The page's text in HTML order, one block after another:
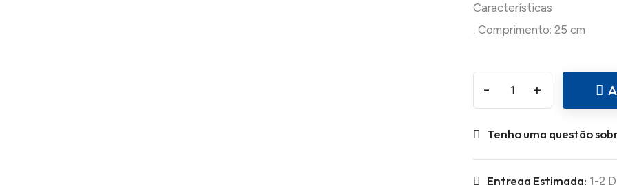
Características
- +
Tenho uma questão
Entrega Estimada: 1-2